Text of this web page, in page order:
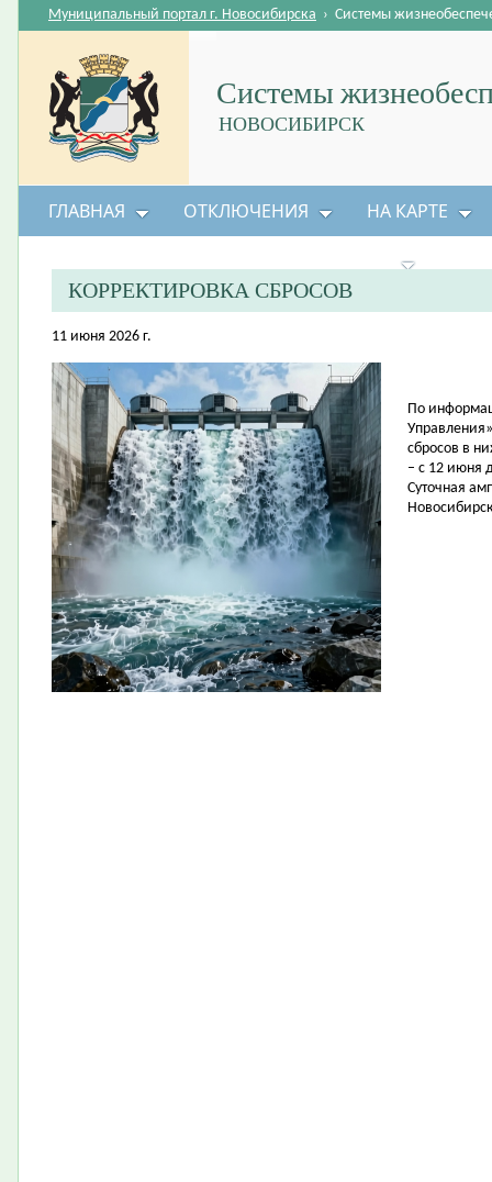
Системы
НОВОСИБИРСК
Муниципальный портал г. Новосибирска › Системы
ГЛАВНАЯ ОТКЛЮЧЕНИЯ НА КАРТЕ
КОРРЕКТИРОВКА СБРОСОВ
11 июня 2026 г.
По
сбросов в
– с 12 июня
Суточная